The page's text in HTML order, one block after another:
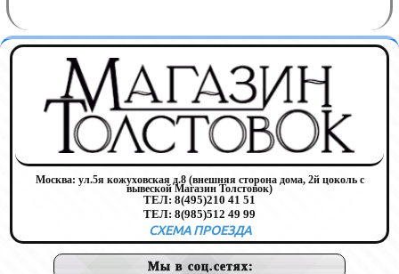
Москва: ул.5я кожуховская д.8 (внешняя сторона дома, 2й цоколь с
вывеской Магазин Толстовок)
ТЕЛ: 8(495)210 41 51
ТЕЛ: 8(985)512 49 99
СХЕМА ПРОЕЗДА
Мы в соц.сетях: